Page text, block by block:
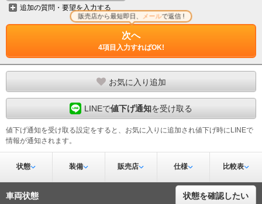
追加の質問・要望を入力する
次へ
4項目入力すればOK!
販売店から最短即日、 メールで返信 !
お気に入り追加
LINEで値下げ通知を受け取る
値下げ通知を受け取る設定をすると、お気に入りに追加され値下げ時にLINEで
情報が通知されます。
状態 装備 販売店 仕様 比較表
車両状態 状態を確認したい